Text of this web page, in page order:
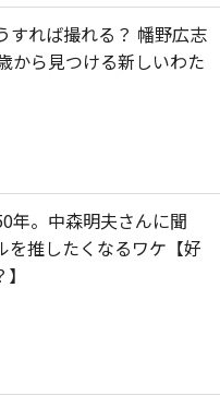
すれば撮れる？ 幡野広志
から見つける新しいわた
年。中森明夫さんに聞
を推したくなるワケ【好